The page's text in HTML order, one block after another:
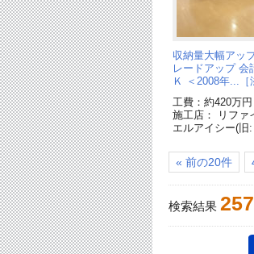
収納量大幅アッ
レードアップ 会
Ｋ ＜2008年...［
工費：約420万円
施工店： リフ
エルアイシー(旧
« 前の20件
検索結果 257